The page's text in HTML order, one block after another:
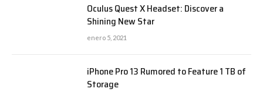
Oculus Quest X Headset: Discover a
Shining New Star
enero 5, 2021
iPhone Pro 13 Rumored to Feature 1 TB of
Storage